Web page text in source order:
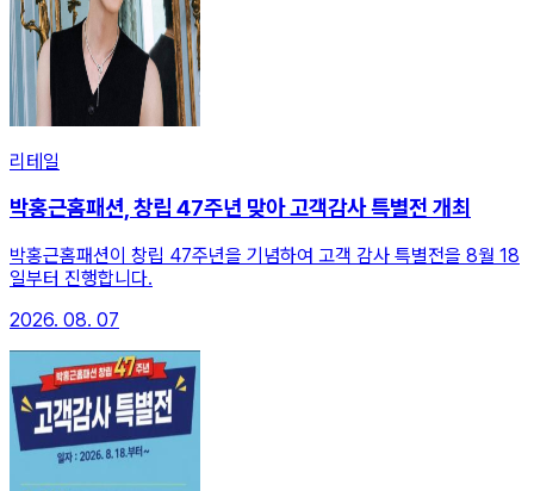
리테일
박홍근홈패션, 창립 47주년 맞아 고객감사 특별전 개최
박홍근홈패션이 창립 47주년을 기념하여 고객 감사 특별전을 8월 18
일부터 진행합니다.
2026. 08. 07